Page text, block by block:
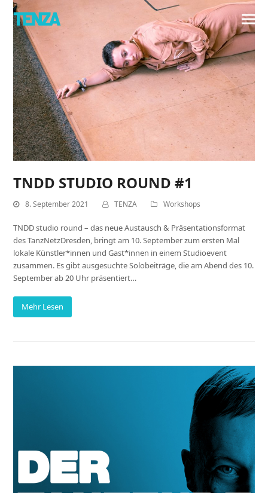
TNDD STUDIO ROUND #1
8. September 2021 TENZA Workshops
TNDD studio round – das neue Austausch & Präsentationsformat
des TanzNetzDresden, bringt am 10. September zum ersten Mal
lokale Künstler*innen und Gast*innen in einem Studioevent
zusammen. Es gibt ausgesuchte Solobeiträge, die am Abend des 10.
September ab 20 Uhr präsentiert…
Mehr Lesen